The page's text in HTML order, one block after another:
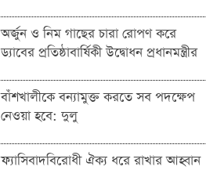
অর্জুন ও নিম গাছের চারা রোপণ করে
ড্যাবের প্রতিষ্ঠাবার্ষিকী উদ্বোধন প্রধানমন্ত্রীর
বাঁশখালীকে বন্যামুক্ত করতে সব পদক্ষেপ
নেওয়া হবে: দুলু
ফ্যাসিবাদবিরোধী ঐক্য ধরে রাখার আহ্বান